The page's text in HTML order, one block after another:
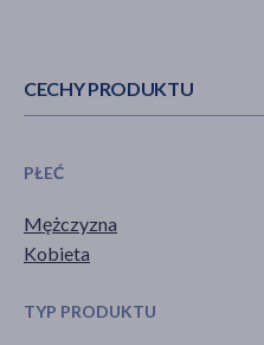
CECHY PRODUKTU
PŁEĆ
Mężczyzna
Kobieta
TYP PRODUKTU